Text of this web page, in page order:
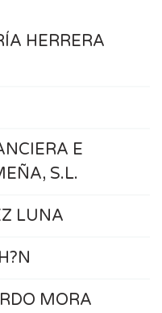
HERRERA
E
S.L.
LUNA
MORA